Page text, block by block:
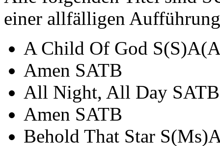
einer allfälligen
A Child Of God
Amen SATB
All Night, All Day SATB
Amen SATB
Behold That Star